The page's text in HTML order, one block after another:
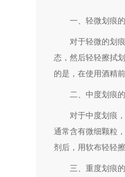
一、轻微划痕的
对于轻微的划痕
态，然后轻轻擦拭
的是，在使用酒精
二、中度划痕的
对于中度划痕，
通常含有微细颗粒
剂后，用软布轻轻
三、重度划痕的